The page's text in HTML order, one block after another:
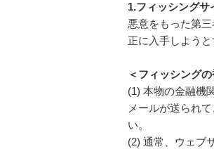
1.フィッシング
悪意をもった第
正に入手しよう
＜フィッシング
(1) 本物の金融機
メールが送られ
い。
(2) 通常、ウェブ